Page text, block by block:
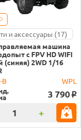
и аксессуары (17)
машина
с FPV HD WIFI
(синяя) 2WD 1/16
B
WPL
3 790 o
+